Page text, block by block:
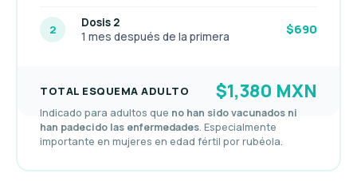
2
Dosis 2
1 mes después de la primera
$690
TOTAL ESQUEMA ADULTO $1,380 MXN
Indicado para adultos que no han sido vacunados ni
han padecido las enfermedades. Especialmente
importante en mujeres en edad fértil por rubéola.